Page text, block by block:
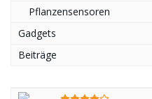
Pflanzensensoren
Gadgets
Beiträge